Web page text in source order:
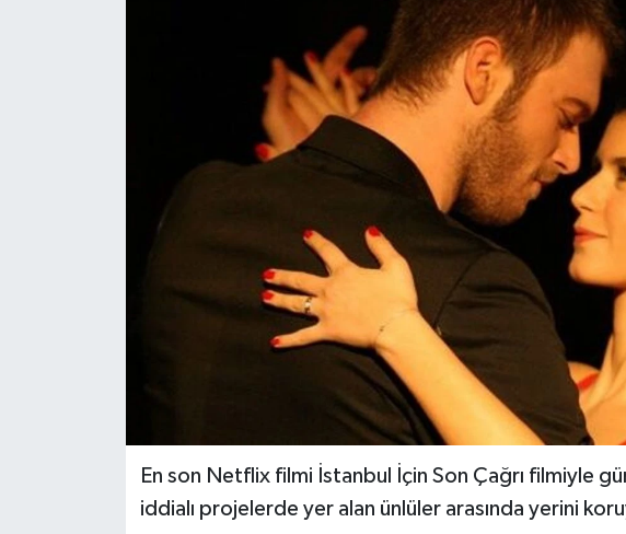
En son Netflix filmi İstanbul İçin Son Çağrı filmiyle
iddialı projelerde yer alan ünlüler arasında yerini